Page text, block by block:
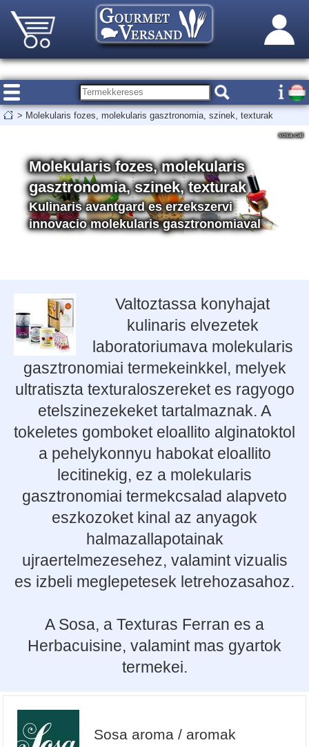
> Molekularis fozes, molekularis gasztronomia, szinek, texturak
Molekularis fozes, molekularis
gasztronomia, szinek, texturak
Kulinaris avantgard es erzekszervi
innovacio molekularis gasztronomiaval
sosa.cat
Valtoztassa konyhajat
kulinaris elvezetek
laboratoriumava molekularis
gasztronomiai termekeinkkel, melyek
ultratiszta texturaloszereket es ragyogo
etelszinezekeket tartalmaznak. A
tokeletes gomboket eloallito alginatoktol
a pehelykonnyu habokat eloallito
lecitinekig, ez a molekularis
gasztronomiai termekcsalad alapveto
eszkozoket kinal az anyagok
halmazallapotainak
ujraertelmezesehez, valamint vizualis
es izbeli meglepetesek letrehozasahoz.
A Sosa, a Texturas Ferran es a
Herbacuisine, valamint mas gyartok
termekei.
Sosa aroma / aromak